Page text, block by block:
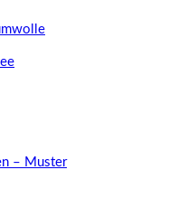
– Muster